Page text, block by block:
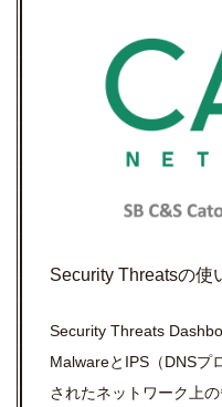
Security Threatsの使
Security Threats
MalwareとIPS（DNSプ
されたネットワーク上